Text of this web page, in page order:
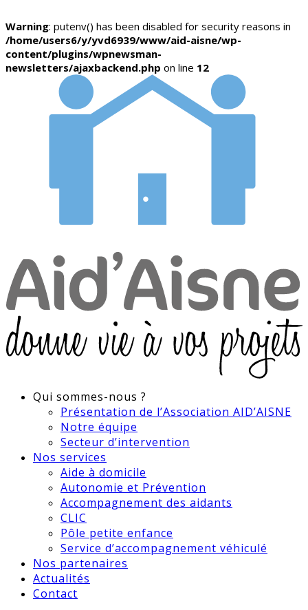
Warning: putenv() has been disabled for security reasons in
/home/users6/y/yvd6939/www/aid-aisne/wp-
content/plugins/wpnewsman-
newsletters/ajaxbackend.php on line 12
Qui sommes-nous ?
Présentation de l’Association AID’AISNE
Notre équipe
Secteur d’intervention
Nos services
Aide à domicile
Autonomie et Prévention
Accompagnement des aidants
CLIC
Pôle petite enfance
Service d’accompagnement véhiculé
Nos partenaires
Actualités
Contact